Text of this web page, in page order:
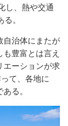
し、熱や交通
。
自治体にまたが
豊富とは言え
エーションが求
て、各地に
る。